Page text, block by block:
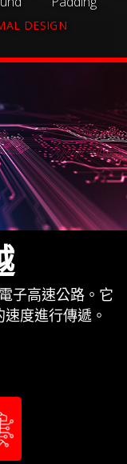
DESIGN
子高速公路。它
度進行傳遞。